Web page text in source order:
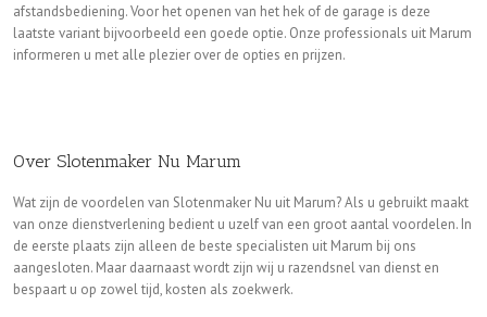
afstandsbediening. Voor het openen van het hek of de garage is deze
laatste variant bijvoorbeeld een goede optie. Onze professionals uit Marum
informeren u met alle plezier over de opties en prijzen.
Over Slotenmaker Nu Marum
Wat zijn de voordelen van Slotenmaker Nu uit Marum? Als u gebruikt maakt
van onze dienstverlening bedient u uzelf van een groot aantal voordelen. In
de eerste plaats zijn alleen de beste specialisten uit Marum bij ons
aangesloten. Maar daarnaast wordt zijn wij u razendsnel van dienst en
bespaart u op zowel tijd, kosten als zoekwerk.